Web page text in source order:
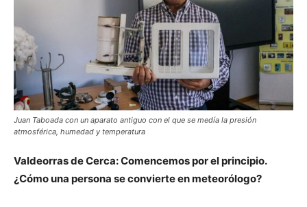
Juan Taboada con un aparato antiguo con el que se medía la presión
atmosférica, humedad y temperatura
Valdeorras de Cerca: Comencemos por el principio.
¿Cómo una persona se convierte en meteorólogo?